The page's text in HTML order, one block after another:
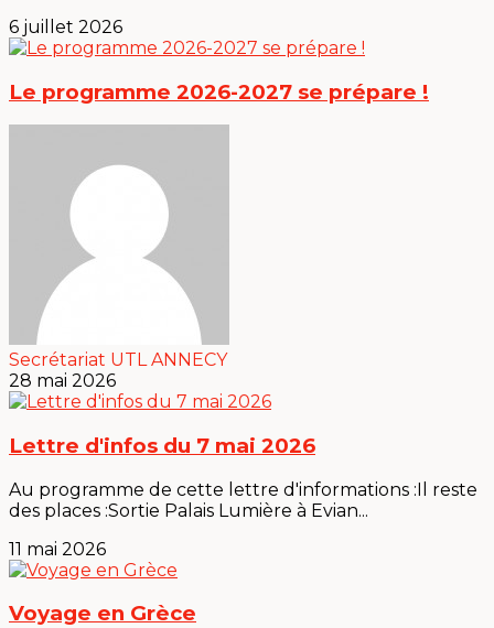
6 juillet 2026
Le programme 2026-2027 se prépare !
Secrétariat UTL ANNECY
28 mai 2026
Lettre d'infos du 7 mai 2026
Au programme de cette lettre d'informations :Il reste
des places :Sortie Palais Lumière à Evian...
11 mai 2026
Voyage en Grèce